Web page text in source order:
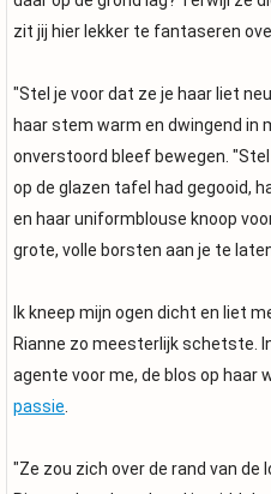
zit jij hier lekker te fantaseren
"Stel je voor dat ze je haar liet
haar stem warm en dwingend in
onverstoord bleef bewegen.
op de glazen tafel had gegooid,
en haar uniformblouse knoop
grote, volle borsten aan je te
Ik kneep mijn ogen dicht en liet
Rianne zo meesterlijk schetste.
agente voor me, de blos op haar
passie
"Ze zou zich over de rand van de